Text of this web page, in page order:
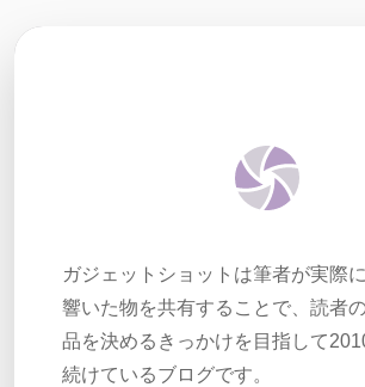
ガジェットショットは筆者が実際
響いた物を共有することで、読者
品を決めるきっかけを目指して
続けているブログです。